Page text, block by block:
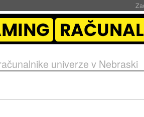
univerze v Nebraski